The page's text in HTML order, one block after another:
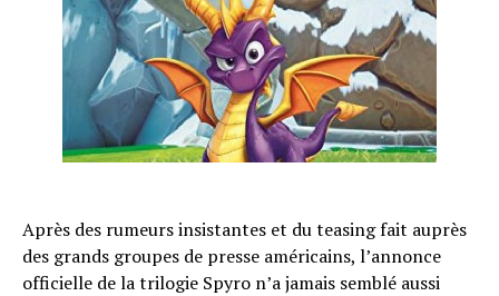
Après des rumeurs insistantes et du teasing fait auprès
des grands groupes de presse américains, l’annonce
officielle de la trilogie Spyro n’a jamais semblé aussi